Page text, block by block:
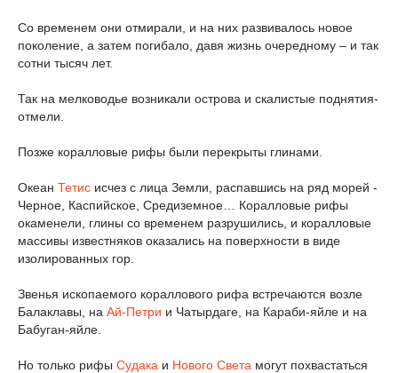
Со временем они отмирали, и на них развивалось новое
поколение, а затем погибало, давя жизнь очередному – и так
сотни тысяч лет.
Так на мелководье возникали острова и скалистые поднятия-
отмели.
Позже коралловые рифы были перекрыты глинами.
Океан Тетис исчез с лица Земли, распавшись на ряд морей -
Черное, Каспийское, Средиземное… Коралловые рифы
окаменели, глины со временем разрушились, и коралловые
массивы известняков оказались на поверхности в виде
изолированных гор.
Звенья ископаемого кораллового рифа встречаются возле
Балаклавы, на Ай-Петри и Чатырдаге, на Караби-яйле и на
Бабуган-яйле.
Но только рифы Судака и Нового Света могут похвастаться